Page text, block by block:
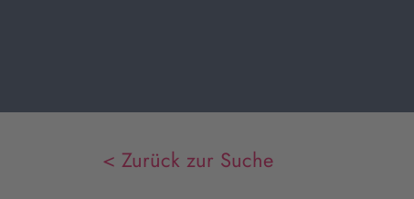
< Zurück zur Suche